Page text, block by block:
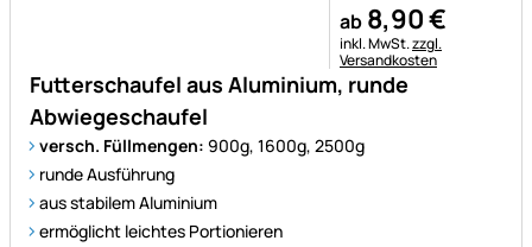
Futterschaufel aus Aluminium, runde
Abwiegeschaufel
versch. Füllmengen: 900g, 1600g, 2500g
runde Ausführung
aus stabilem Aluminium
ermöglicht leichtes Portionieren
ab 8,90€
Steuerhinweis:
inkl. MwSt.zzgl.
Versandkosten